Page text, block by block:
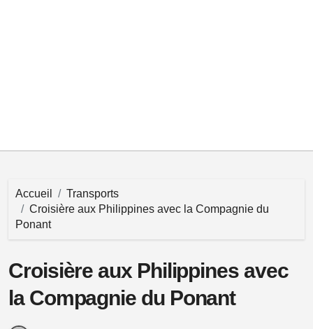
Accueil
Transports
Croisière aux Philippines avec la Compagnie du
Ponant
Croisière aux Philippines avec
la Compagnie du Ponant